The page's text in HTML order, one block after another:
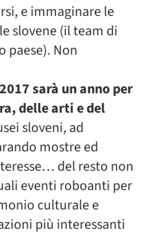
e immaginare le
slovene (il team di
paese). Non
sarà un anno per
delle arti e del
sloveni, ad
mostre ed
del resto non
eventi roboanti per
culturale e
più interessanti